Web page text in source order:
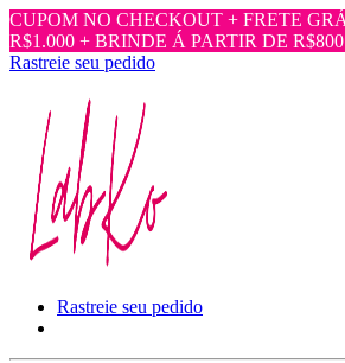
CUPOM NO CHECKOUT + FRETE
R$1.000 + BRINDE Á PARTIR DE R$800
Rastreie seu pedido
Rastreie seu pedido